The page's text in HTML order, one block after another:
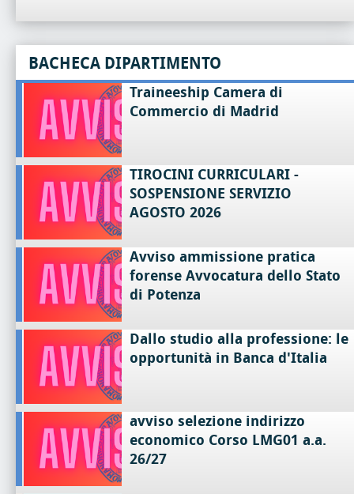
BACHECA DIPARTIMENTO
Traineeship Camera di
Commercio di Madrid
TIROCINI CURRICULARI -
SOSPENSIONE SERVIZIO
AGOSTO 2026
Avviso ammissione pratica
forense Avvocatura dello Stato
di Potenza
Dallo studio alla professione: le
opportunità in Banca d'Italia
avviso selezione indirizzo
economico Corso LMG01 a.a.
26/27